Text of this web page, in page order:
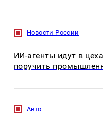
Новости России
ИИ-агенты идут в
поручить
Авто